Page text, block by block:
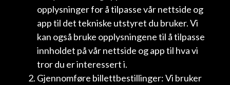
opplysninger for å tilpasse vår nettside og
app til det tekniske utstyret du bruker. Vi
kan også bruke opplysningene til å tilpasse
innholdet på vår nettside og app til hva vi
tror du er interessert i.
Gjennomføre billettbestillinger: Vi bruker